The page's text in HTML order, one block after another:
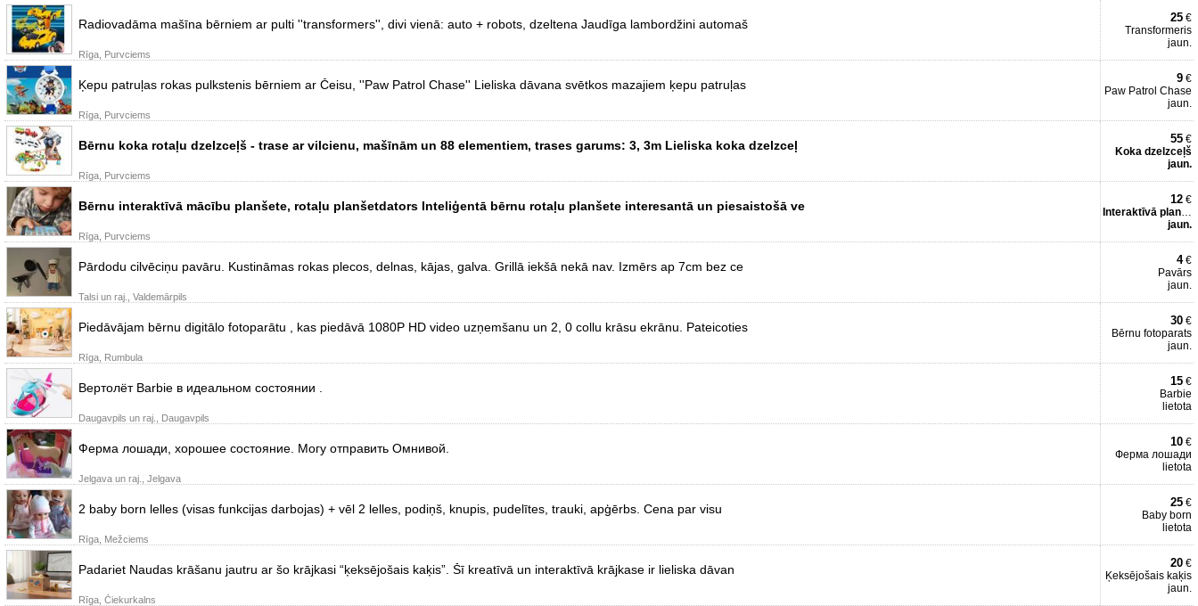
Radiovadāma mašīna bērniem ar pulti ''transformers'', divi vienā: auto + robots, dzeltena Jaudīga lambordžini automaš
Rīga, Purvciems
25 €
Transformeris
jaun.
Ķepu patruļas rokas pulkstenis bērniem ar Čeisu, ''Paw Patrol Chase'' Lieliska dāvana svētkos mazajiem ķepu patruļas
Rīga, Purvciems
9 €
Paw Patrol Chase
jaun.
Bērnu koka rotaļu dzelzceļš - trase ar vilcienu, mašīnām un 88 elementiem, trases garums: 3, 3m Lieliska koka dzelzceļ
Rīga, Purvciems
55 €
Koka dzelzceļš
jaun.
Bērnu interaktīvā mācību planšete, rotaļu planšetdators Inteliģentā bērnu rotaļu planšete interesantā un piesaistošā ve
Rīga, Purvciems
12 €
Interaktīvā planšete
jaun.
Pārdodu cilvēciņu pavāru. Kustināmas rokas plecos, delnas, kājas, galva. Grillā iekšā nekā nav. Izmērs ap 7cm bez ce
Talsi un raj., Valdemārpils
4€
Pavārs
jaun.
Piedāvājam bērnu digitālo fotoparātu , kas piedāvā 1080P HD video uzņemšanu un 2, 0 collu krāsu ekrānu. Pateicoties
Rīga, Rumbula
30 €
Bērnu fotoparats
jaun.
Вертолёт Barbie в идеальном состоянии .
Daugavpils un raj., Daugavpils
15 €
Barbie
lietota
Ферма лошади, хорошее состояние. Могу отправить Омнивой.
Jelgava un raj., Jelgava
10 €
Ферма лошади
lietota
2 baby born lelles (visas funkcijas darbojas) + vēl 2 lelles, podiņš, knupis, pudelītes, trauki, apģērbs. Cena par visu
Rīga, Mežciems
25 €
Baby born
lietota
Padariet Naudas krāšanu jautru ar šo krājkasi “ķeksējošais kaķis”. Šī kreatīvā un interaktīvā krājkase ir lieliska dāvan
Rīga, Čiekurkalns
20 €
Ķeksējošais kaķis
jaun.